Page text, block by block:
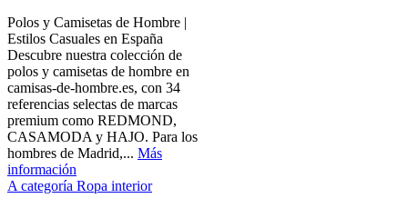
Polos y Camisetas de Hombre |
Estilos Casuales en España
Descubre nuestra colección de
polos y camisetas de hombre en
camisas-de-hombre.es, con 34
referencias selectas de marcas
premium como REDMOND,
CASAMODA y HAJO. Para los
hombres de Madrid,... Más
información
A categoría Ropa interior